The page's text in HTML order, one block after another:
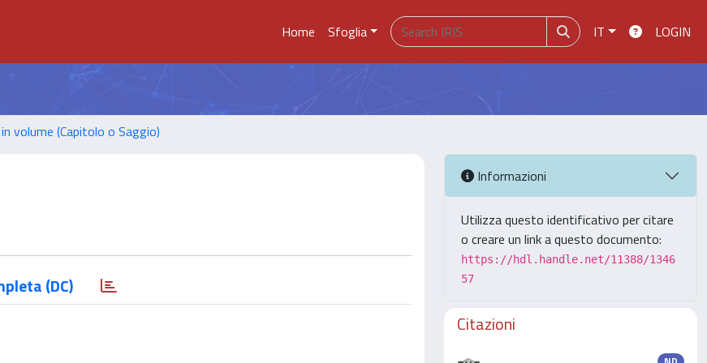
Home Sfoglia IT LOGIN
volume (Capitolo o Saggio)
(DC)
Informazioni
Utilizza questo identificativo per citare
o creare un link a questo documento:
https://hdl.handle.net/11388/1346
57
Citazioni